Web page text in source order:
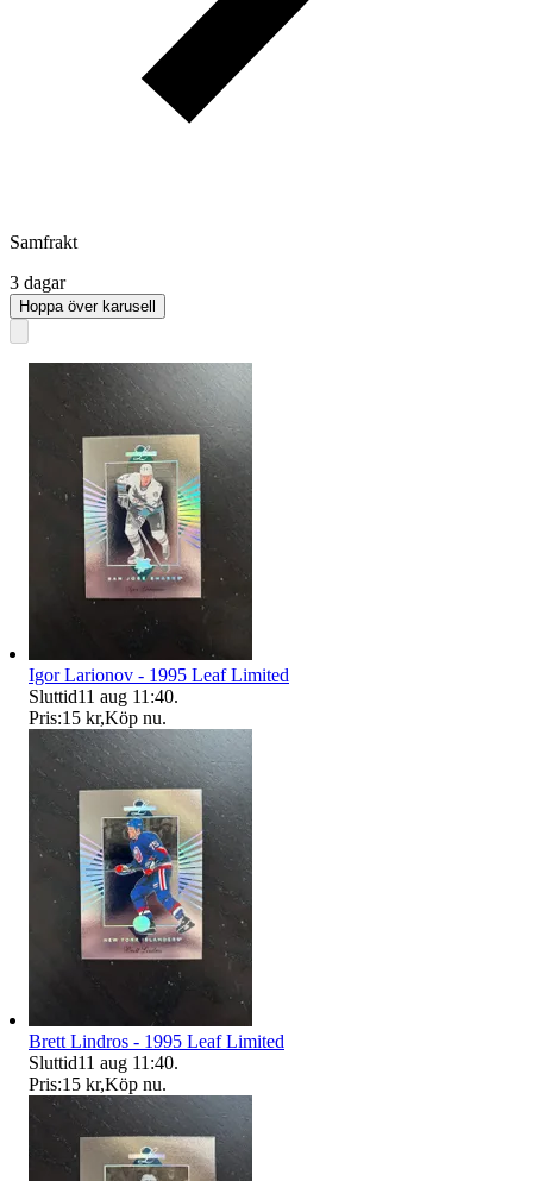
Samfrakt
3 dagar
Hoppa över karusell
Igor Larionov - 1995 Leaf Limited
Sluttid11 aug 11:40.
Pris:15 kr,Köp nu.
Brett Lindros - 1995 Leaf Limited
Sluttid11 aug 11:40.
Pris:15 kr,Köp nu.